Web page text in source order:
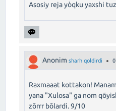
Asosiy reja yòqku yaxshi
Anonim sharh qoldirdi
Raxmaaat kottakon!
yana "Xulosa" ga nom
zõrrr bõlardi. 9/10